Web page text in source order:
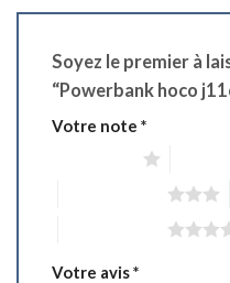
Soyez le premier à
“Powerbank hoco
Votre note *
Votre avis*